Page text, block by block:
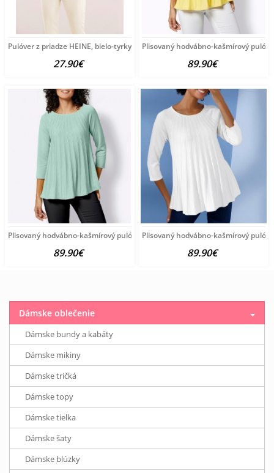
Pulóver z priadze HEINE, bielo-tyrkysový
27.90€
Plisovaný hodvábno-kašmírový
89.90€
Plisovaný hodvábno-kašmírový pulóver vzhľadom Création
89.90€
Plisovaný hodvábno-kašmírový
89.90€
Dámske oblečenie
Dámske bundy a kabáty
Dámske mikiny
Dámske tričká
Dámske topy
Dámske tielka
Dámske šaty
Dámske blúzky